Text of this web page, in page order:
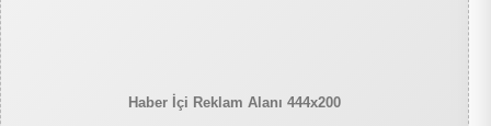
Haber İçi Reklam Alanı 444x200